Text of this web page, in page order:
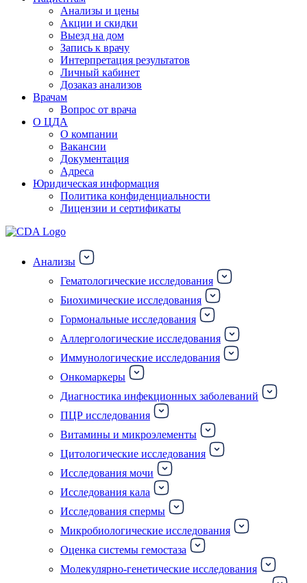
Анализы и цены
Акции и скидки
Выезд на дом
Запись к врачу
Интерпретация результатов
Личный кабинет
Дозаказ анализов
Врачам
Вопрос от врача
О ЦДА
О компании
Вакансии
Документация
Адреса
Юридическая информация
Политика конфиденциальности
Лицензии и сертификаты
Анализы
Гематологические исследования
Биохимические исследования
Гормональные исследования
Аллергологические исследования
Иммунологические исследования
Онкомаркеры
Диагностика инфекционных заболеваний
ПЦР исследования
Витамины и микроэлементы
Цитологические исследования
Исследования мочи
Исследования кала
Исследования спермы
Микробиологические исследования
Оценка системы гемостаза
Молекулярно-генетические исследования